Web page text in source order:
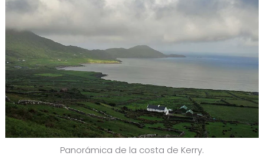
Panorámica de la costa de Kerry.